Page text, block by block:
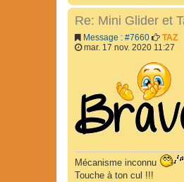
Re: Mini Glider et
Message : #7660
TAZ
mar. 17 nov. 2020 11:27
Mécanisme inconnu
Touche à ton cul !!!